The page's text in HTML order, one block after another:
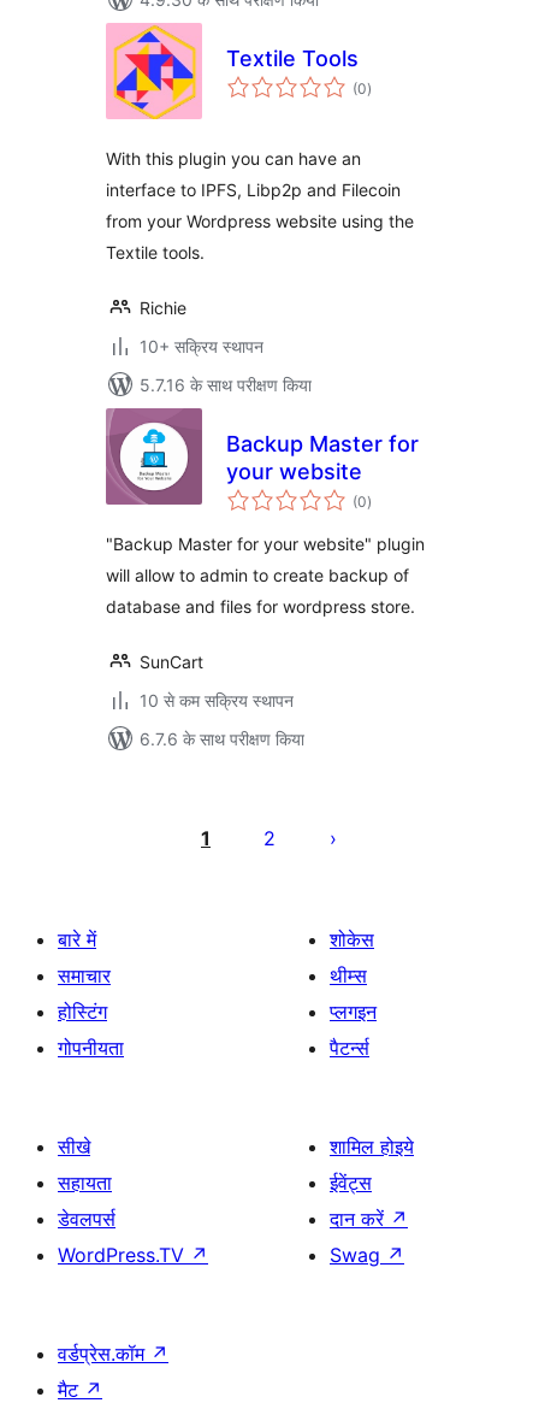
Textile Tools
(0कुल
दर)
With this plugin you can have an
interface to IPFS, Libp2p and Filecoin
from your Wordpress website using the
Textile tools.
Richie
10+ सक्रिय स्थापन
5.7.16 के साथ परीक्षण किया
Backup Master for
your website
(0कुल
दर)
"Backup Master for your website" plugin
will allow to admin to create backup of
database and files for wordpress store.
SunCart
10 से कम सक्रिय स्थापन
6.7.6 के साथ परीक्षण किया
1 2
बारे में
समाचार
होस्टिंग
गोपनीयता
शोकेस
थीम्स
प्लगइन
पैटर्न्स
सीखे
सहायता
डेवलपर्स
WordPress.TV ↗
शामिल होइये
ईवेंट्स
दान करें ↗
Swag ↗
वर्डप्रेस.कॉम ↗
मैट ↗